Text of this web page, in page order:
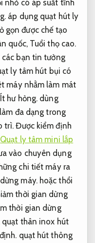
nhỏ có áp suất tĩnh
áp dụng quạt hút ly
gọn được chế tạo
quốc, Tuổi thọ cao.
bạn tin tưởng
ly tâm hút bụi có
máy nhằm làm mát
Ít hư hỏng. dùng
đa dạng trong
trì. Được kiểm định
Quạt ly tâm mini lắp
vào chuyên dụng
chi tiết máy ra
máy.hoặc thổi
thời gian dừng
thời gian dừng
quạt thân inox hút
quạt hút thông